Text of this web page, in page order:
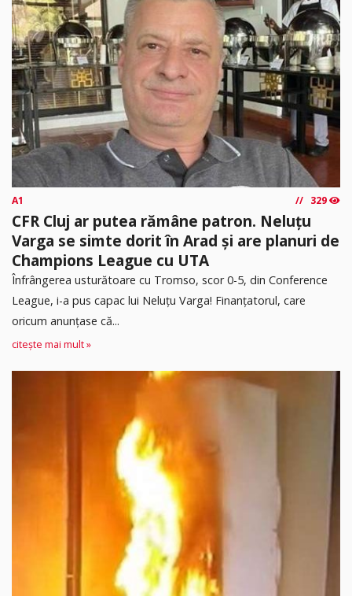
A1 329
CFR Cluj ar putea rămâne patron. Neluțu
Varga se simte dorit în Arad și are planuri de
Champions League cu UTA
Înfrângerea usturătoare cu Tromso, scor 0-5, din Conference
League, i-a pus capac lui Neluțu Varga! Finanțatorul, care
oricum anunțase că...
citește mai mult »